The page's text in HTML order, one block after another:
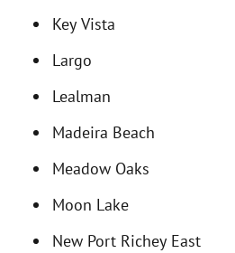
Key Vista
Largo
Lealman
Madeira Beach
Meadow Oaks
Moon Lake
New Port Richey East